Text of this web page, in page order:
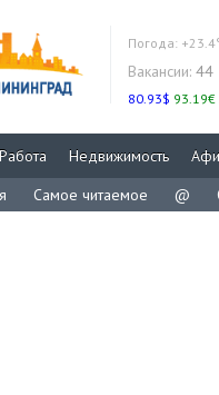
Погода:
Вакансии: 44
80.93$ 93.19€
Работа Недвижимость
Самое читаемое @